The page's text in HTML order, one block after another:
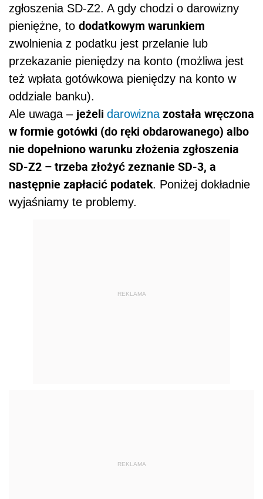
zgłoszenia SD-Z2. A gdy chodzi o darowizny
pieniężne, to dodatkowym warunkiem
zwolnienia z podatku jest przelanie lub
przekazanie pieniędzy na konto (możliwa jest
też wpłata gotówkowa pieniędzy na konto w
oddziale banku).
Ale uwaga – jeżeli darowiznazostała wręczona
w formie gotówki (do ręki obdarowanego) albo
nie dopełniono warunku złożenia zgłoszenia
SD-Z2 – trzeba złożyć zeznanie SD-3, a
następnie zapłacić podatek. Poniżej dokładnie
wyjaśniamy te problemy.
REKLAMA
REKLAMA